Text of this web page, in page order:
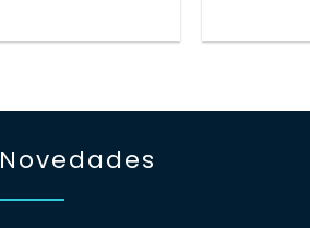
Novedades